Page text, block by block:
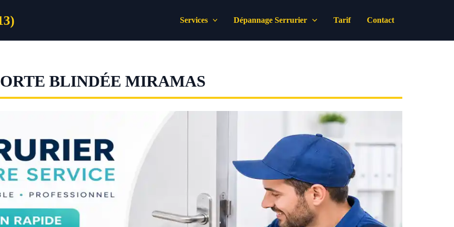
Services Dépannage Serrurier Tarif Contact
BLINDÉE MIRAMAS